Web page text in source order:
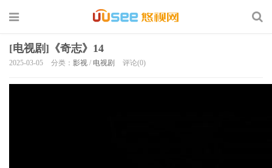
[电视剧]《奇志》14
2025-03-05 分类： 影视 / 电视剧 评论(0)